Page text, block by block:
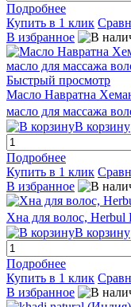
Подробнее
Купить в 1 клик
В избранное
Быстрый просмотр
Масло Навратна
масло для массажа
В корзину
Подробнее
Купить в 1 клик
В избранное
Хна для волос, Herbul
В корзину
Подробнее
Купить в 1 клик
В избранное